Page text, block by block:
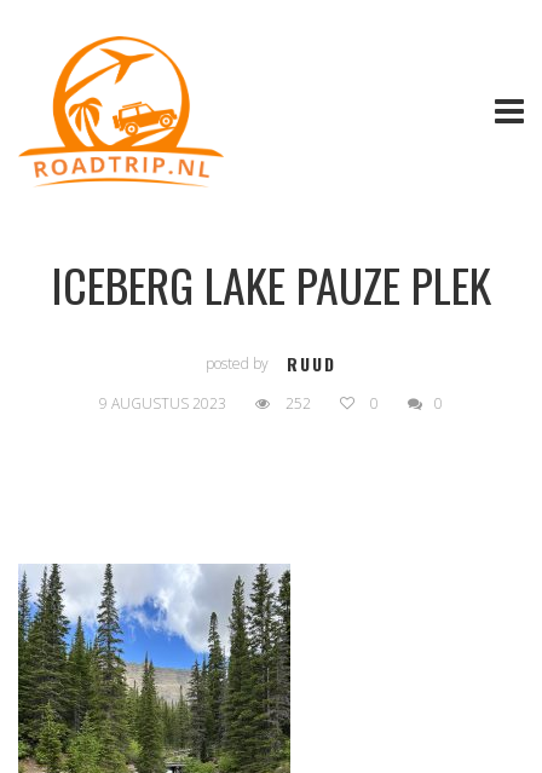
ICEBERG LAKE PAUZE PLEK
posted by RUUD
9 AUGUSTUS 2023 252 0 0